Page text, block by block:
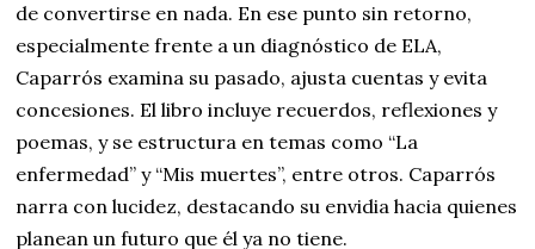
de convertirse en nada. En ese punto sin retorno,
especialmente frente a un diagnóstico de ELA,
Caparrós examina su pasado, ajusta cuentas y evita
concesiones. El libro incluye recuerdos, reflexiones y
poemas, y se estructura en temas como “La
enfermedad” y “Mis muertes”, entre otros. Caparrós
narra con lucidez, destacando su envidia hacia quienes
planean un futuro que él ya no tiene.